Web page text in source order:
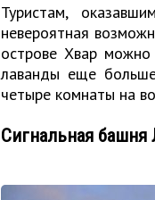
Туристам,
невероятная
острове Хвар
лаванды еще
четыре комнаты на
Сигнальная башня